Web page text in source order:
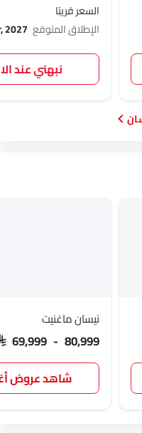
السعر قريبًا
الإطلاق المتوقع 2027
نبهني عند
نيسان ماغنيت
69,999 - 80,999
شاهد عروض